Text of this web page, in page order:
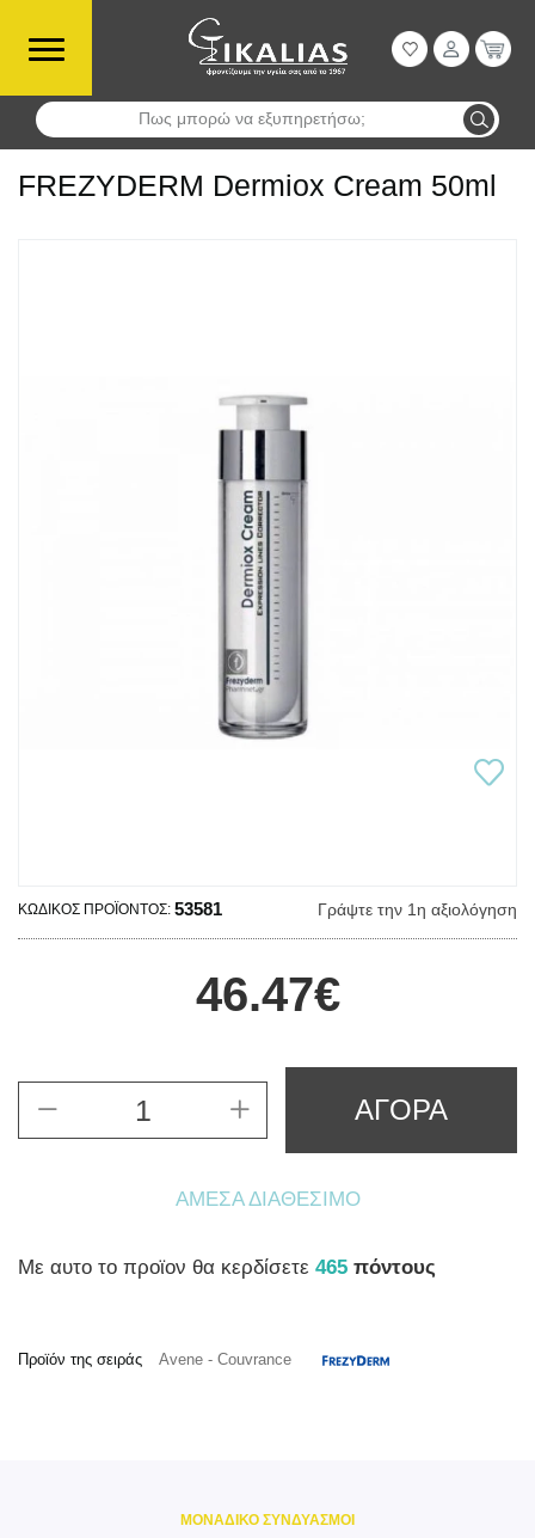
Πως μπορώ να εξυπηρετήσω;
Αναζήτηση
FREZYDERM Dermiox Cream 50ml
ΚΩΔΙΚΌΣ ΠΡΟΪΌΝΤΟΣ: 53581 Γράψτε την 1η αξιολόγηση
46.47€
ΑΓΟΡΑ
ΆΜΕΣΑ ΔΙΑΘΈΣΙΜΟ
Mε αυτο το προϊον θα κερδίσετε 465 πόντους
Προϊόν της σειράς Avene - Couvrance
ΜΟΝΑΔΙΚΟ ΣΥΝΔΥΑΣΜΟΙ